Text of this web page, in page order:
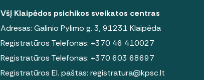
VšĮ Klaipėdos psichikos sveikatos centras
Adresas: Galinio Pylimo g. 3, 91231 Klaipėda
Registratūros Telefonas: +370 46 410027
Registratūros Telefonas: +370 603 68697
Registratūros El. paštas: registratura@kpsc.lt